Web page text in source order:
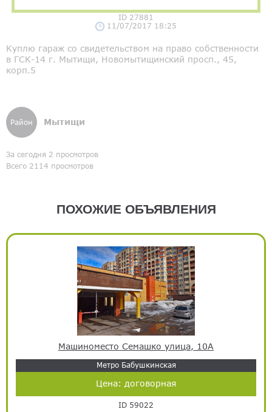
ID 27881
11/07/2017 18:25
Куплю гараж со свидетельством на право собственности
в ГСК-14 г. Мытищи, Новомытищинский просп., 45,
корп.5
Район Мытищи
За сегодня 2 просмотров
Всего 2114 просмотров
ПОХОЖИЕ ОБЪЯВЛЕНИЯ
Машиноместо Семашко улица, 10А
Метро Бабушкинская
Цена: договорная
ID 59022